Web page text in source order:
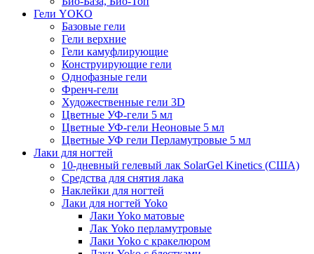
Гели YOKO
Базовые гели
Гели верхние
Гели камуфлирующие
Конструирующие гели
Однофазные гели
Френч-гели
Художественные гели 3D
Цветные УФ-гели 5 мл
Цветные УФ-гели Неоновые 5 мл
Цветные УФ гели Перламутровые 5 мл
Лаки для ногтей
10-дневный гелевый лак SolarGel Kinetics (США)
Средства для снятия лака
Наклейки для ногтей
Лаки для ногтей Yoko
Лаки Yoko матовые
Лак Yoko перламутровые
Лаки Yoko с кракелюром